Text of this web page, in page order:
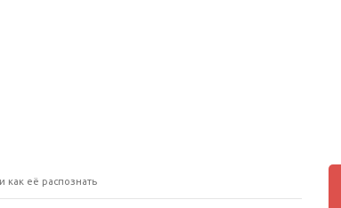
как её распознать